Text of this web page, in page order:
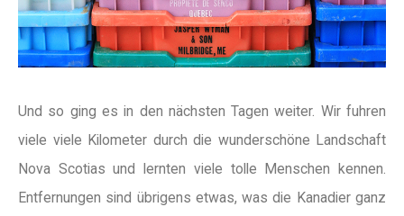
Und so ging es in den nächsten Tagen weiter. Wir fuhren
viele viele Kilometer durch die wunderschöne Landschaft
Nova Scotias und lernten viele tolle Menschen kennen.
Entfernungen sind übrigens etwas, was die Kanadier ganz